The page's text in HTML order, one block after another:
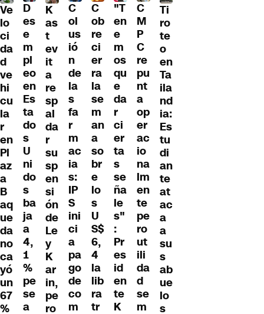
Ve
lo
ci
da
d
ve
hi
cu
la
r
en
Pl
az
a
B
aq
ue
da
no
ca
yó
un
67
%
D
es
e
m
pl
eo
en
Es
ta
do
s
U
ni
do
s
ba
ja
a
4,
1
%
pe
se
a
K
as
t
ev
it
a
re
sp
al
da
r
su
sp
en
si
ón
de
Le
y
K
ar
in,
pe
ro
C
ol
us
ió
n
de
la
s
fa
r
m
ac
ia
s:
IP
S
ini
ci
a
pa
go
de
co
m
C
ob
re
ci
er
ra
la
se
m
an
a
so
br
e
lo
s
U
S$
6,
4
la
lib
ra
tr
"T
en
e
m
os
qu
e
da
r
ci
er
ta
s
se
ña
le
s"
:
Pr
es
id
en
te
K
C
M
P
C
re
pu
nt
a
op
er
ac
io
na
lm
en
te
pe
ro
ut
ili
da
d
se
m
Ti
ro
te
o
en
Ta
ila
nd
ia:
Es
tu
di
an
te
at
ac
a
a
su
s
ab
ue
lo
s